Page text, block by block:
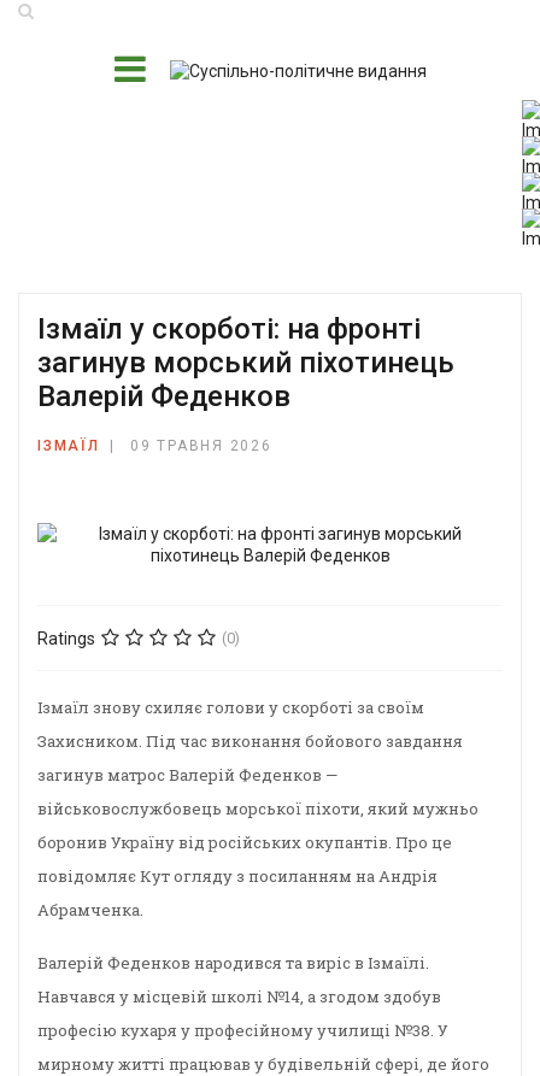
Ізмаїл у скорботі: на фронті
загинув морський піхотинець
Валерій Феденков
ІЗМАЇЛ 09 ТРАВНЯ 2026
Ratings (0)
Ізмаїл знову схиляє голови у скорботі за своїм
Захисником. Під час виконання бойового завдання
загинув матрос Валерій Феденков —
військовослужбовець морської піхоти, який мужньо
боронив Україну від російських окупантів. Про це
повідомляє Кут огляду з посиланням на Андрія
Абрамченка.
Валерій Феденков народився та виріс в Ізмаїлі.
Навчався у місцевій школі №14, а згодом здобув
професію кухаря у професійному училищі №38. У
мирному житті працював у будівельній сфері, де його